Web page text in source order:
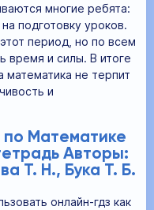
многие ребята:
подготовку уроков.
период, но по всем
время и силы. В итоге
математика не терпит
и
Математике
Авторы:
Т. Н., Бука Т. Б.
онлайн-гдз как